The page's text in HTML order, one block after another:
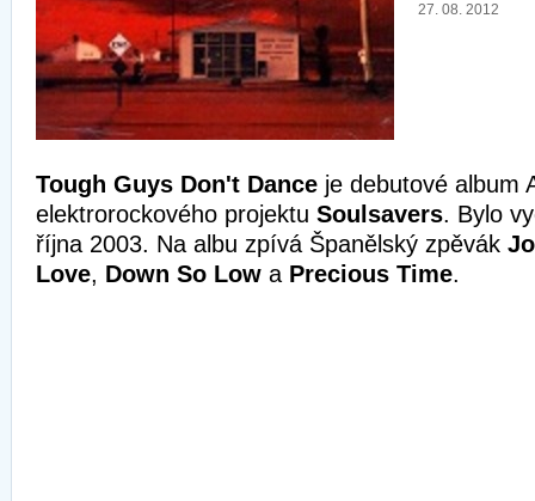
27. 08. 2012
Tough Guys Don't Dance je debutové album
elektrorockového projektu Soulsavers. Bylo
října 2003. Na albu zpívá Španělský zpěvák
Love, Down So Low a Precious Time.